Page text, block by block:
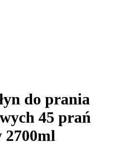
do prania
45 prań